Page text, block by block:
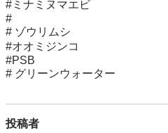
#ミナミヌマエビ
#
# ゾウリムシ
#オオミジンコ
#PSB
# グリーンウォーター
投稿者